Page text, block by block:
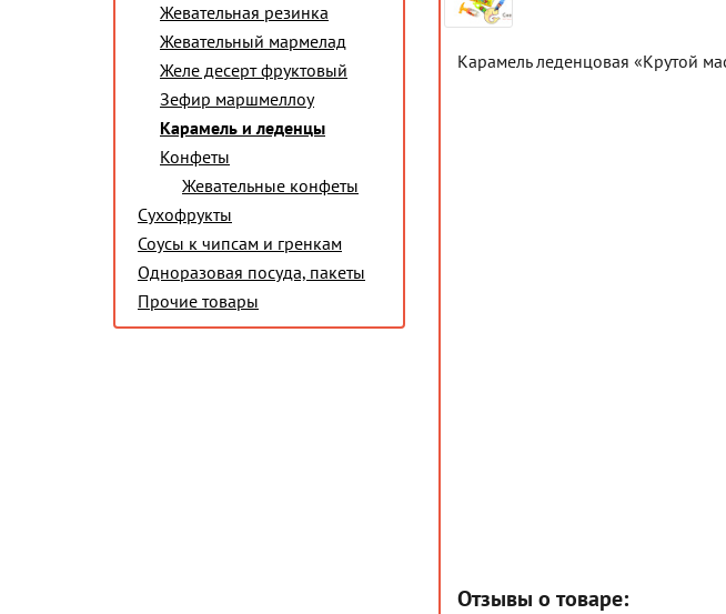
Жевательная резинка
Жевательный мармелад
Желе десерт фруктовый
Зефир маршмеллоу
Карамель и леденцы
Конфеты
Жевательные конфеты
Сухофрукты
Соусы к чипсам и гренкам
Одноразовая посуда, пакеты
Прочие товары
Карамель леденцовая «Крутой
Отзывы о товаре: